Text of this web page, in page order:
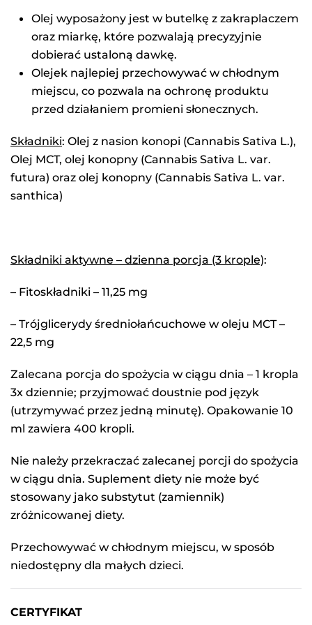
Olej wyposażony jest w butelkę z zakraplaczem
oraz miarkę, które pozwalają precyzyjnie
dobierać ustaloną dawkę.
Olejek najlepiej przechowywać w chłodnym
miejscu, co pozwala na ochronę produktu
przed działaniem promieni słonecznych.
Składniki: Olej z nasion konopi (Cannabis Sativa L.),
Olej MCT, olej konopny (Cannabis Sativa L. var.
futura) oraz olej konopny (Cannabis Sativa L. var.
santhica)
Składniki aktywne – dzienna porcja (3 krople):
– Fitoskładniki – 11,25 mg
– Trójglicerydy średniołańcuchowe w oleju MCT –
22,5 mg
Zalecana porcja do spożycia w ciągu dnia – 1 kropla
3x dziennie; przyjmować doustnie pod język
(utrzymywać przez jedną minutę). Opakowanie 10
ml zawiera 400 kropli.
Nie należy przekraczać zalecanej porcji do spożycia
w ciągu dnia. Suplement diety nie może być
stosowany jako substytut (zamiennik)
zróżnicowanej diety.
Przechowywać w chłodnym miejscu, w sposób
niedostępny dla małych dzieci.
CERTYFIKAT